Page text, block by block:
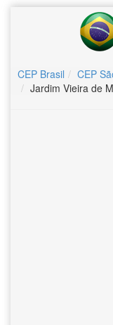
CEP Brasil CEP
Jardim Vieira de